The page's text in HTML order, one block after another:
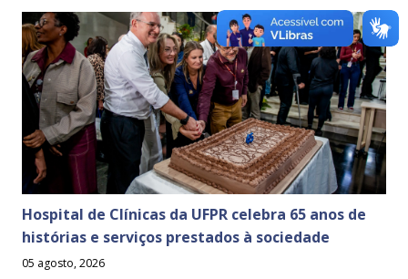
Hospital de Clínicas da UFPR celebra 65 anos de
histórias e serviços prestados à sociedade
05 agosto, 2026